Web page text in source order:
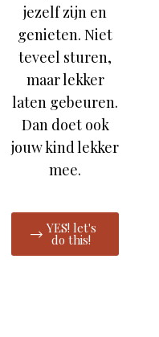
jezelf zijn en
genieten. Niet
teveel sturen,
maar lekker
laten gebeuren.
Dan doet ook
jouw kind lekker
mee.
YES! let's
do this!